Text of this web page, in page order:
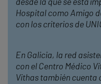
desde la que se está
Hospital como Amigo
con los criterios de
En Galicia, la red
con el Centro Médico
Vithas también